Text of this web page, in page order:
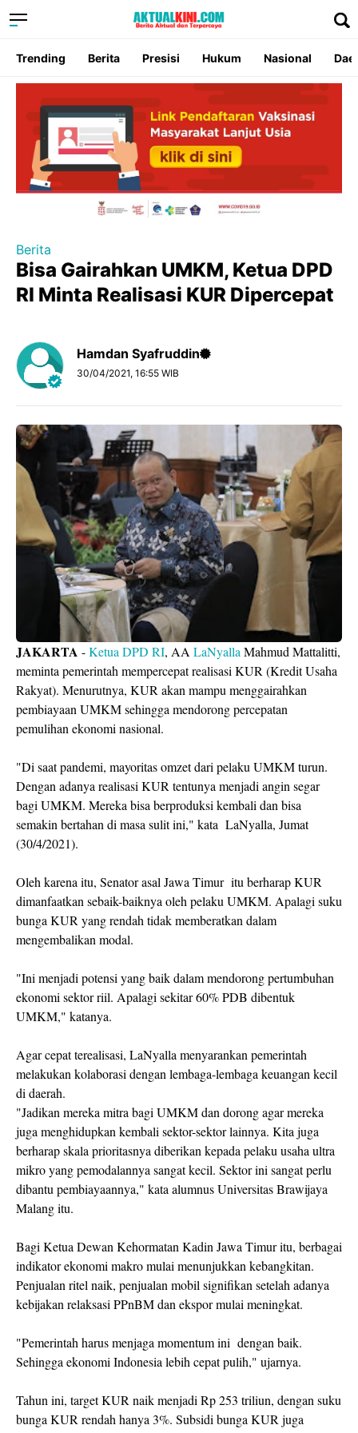
Trending Berita Presisi Hukum Nasional
Berita
Bisa Gairahkan UMKM, Ketua DPD
RI Minta Realisasi KUR Dipercepat
Hamdan Syafruddin
30/04/2021, 16:55 WIB
JAKARTA -Ketua DPD RI, AA LaNyalla Mahmud Mattalitti,
meminta pemerintah mempercepat realisasi KUR (Kredit Usaha
Rakyat). Menurutnya, KUR akan mampu menggairahkan
pembiayaan UMKM sehingga mendorong percepatan
pemulihan ekonomi nasional.
"Di saat pandemi, mayoritas omzet dari pelaku UMKM turun.
Dengan adanya realisasi KUR tentunya menjadi angin segar
bagi UMKM. Mereka bisa berproduksi kembali dan bisa
semakin bertahan di masa sulit ini," kata LaNyalla, Jumat
(30/4/2021).
Oleh karena itu, Senator asal Jawa Timur itu berharap KUR
dimanfaatkan sebaik-baiknya oleh pelaku UMKM. Apalagi suku
bunga KUR yang rendah tidak memberatkan dalam
mengembalikan modal.
"Ini menjadi potensi yang baik dalam mendorong pertumbuhan
ekonomi sektor riil. Apalagi sekitar 60% PDB dibentuk
UMKM," katanya.
Agar cepat terealisasi, LaNyalla menyarankan pemerintah
melakukan kolaborasi dengan lembaga-lembaga keuangan kecil
di daerah.
"Jadikan mereka mitra bagi UMKM dan dorong agar mereka
juga menghidupkan kembali sektor-sektor lainnya. Kita juga
berharap skala prioritasnya diberikan kepada pelaku usaha ultra
mikro yang pemodalannya sangat kecil. Sektor ini sangat perlu
dibantu pembiayaannya," kata alumnus Universitas Brawijaya
Malang itu.
Bagi Ketua Dewan Kehormatan Kadin Jawa Timur itu, berbagai
indikator ekonomi makro mulai menunjukkan kebangkitan.
Penjualan ritel naik, penjualan mobil signifikan setelah adanya
kebijakan relaksasi PPnBM dan ekspor mulai meningkat.
"Pemerintah harus menjaga momentum ini dengan baik.
Sehingga ekonomi Indonesia lebih cepat pulih," ujarnya.
Tahun ini, target KUR naik menjadi Rp 253 triliun, dengan suku
bunga KUR rendah hanya 3%. Subsidi bunga KUR juga